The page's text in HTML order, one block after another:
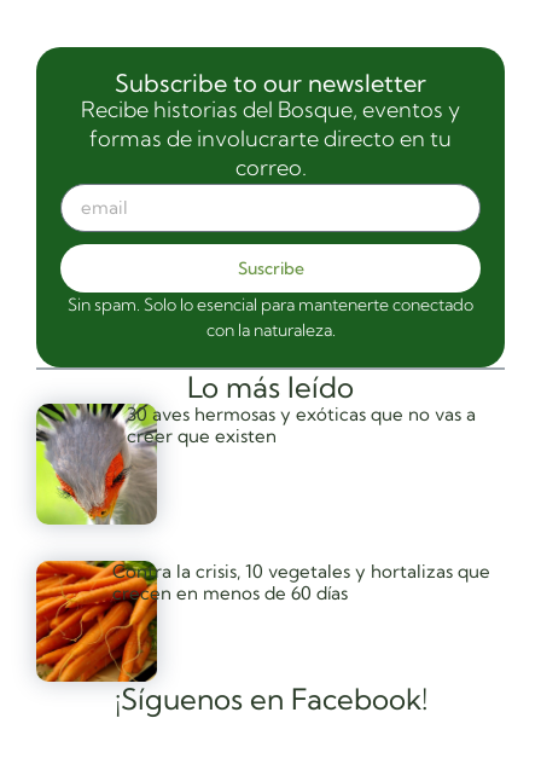
¡Síguenos en Facebook!
Lo más leído
30 aves hermosas y exóticas que no vas a
creer que existen
Contra la crisis, 10 vegetales y hortalizas que
crecen en menos de 60 días
Subscribe to our newsletter
Recibe historias del Bosque, eventos y
formas de involucrarte directo en tu
correo.
Suscribe
Sin spam. Solo lo esencial para mantenerte conectado
con la naturaleza.